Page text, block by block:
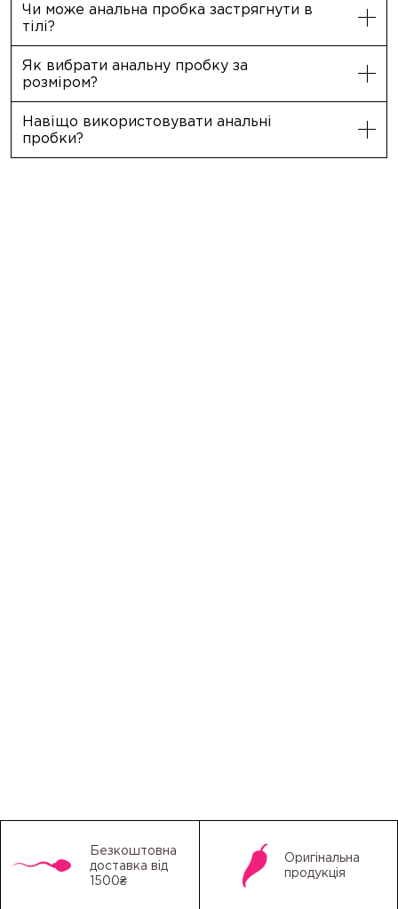
Чи може анальна пробка застрягнути в
тілі?
Як вибрати анальну пробку за
розміром?
Навіщо використовувати анальні
пробки?
Безкоштовна
доставка від
1500₴
Оригінальна
продукція